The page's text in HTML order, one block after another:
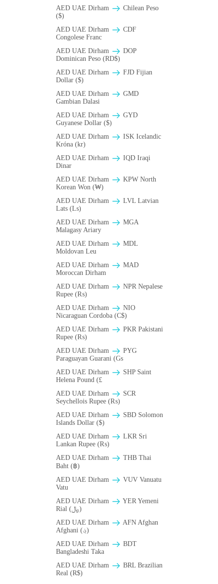
AED UAE Dirham
Chilean Peso
($)
AED UAE Dirham
CDF
Congolese Franc
AED UAE Dirham
DOP
Dominican Peso (RD$)
AED UAE Dirham
FJD Fijian
Dollar ($)
AED UAE Dirham
GMD
Gambian Dalasi
AED UAE Dirham
GYD
Guyanese Dollar ($)
AED UAE Dirham
ISK Icelandic
Króna (kr)
AED UAE Dirham
IQD Iraqi
Dinar
AED UAE Dirham
KPW North
Korean Won (₩)
AED UAE Dirham
LVL Latvian
Lats (Ls)
AED UAE Dirham
MGA
Malagasy Ariary
AED UAE Dirham
MDL
Moldovan Leu
AED UAE Dirham
MAD
Moroccan Dirham
AED UAE Dirham
NPR Nepalese
Rupee (₨)
AED UAE Dirham
NIO
Nicaraguan Cordoba (C$)
AED UAE Dirham
PKR Pakistani
Rupee (₨)
AED UAE Dirham
PYG
Paraguayan Guarani (Gs
AED UAE Dirham
SHP Saint
Helena Pound (£
AED UAE Dirham
SCR
Seychellois Rupee (₨)
AED UAE Dirham
SBD Solomon
Islands Dollar ($)
AED UAE Dirham
LKR Sri
Lankan Rupee (₨)
AED UAE Dirham
THB Thai
Baht (฿)
AED UAE Dirham
VUV Vanuatu
Vatu
AED UAE Dirham
YER Yemeni
Rial (﷼)
AED UAE Dirham
AFN Afghan
Afghani (؋)
AED UAE Dirham
BDT
Bangladeshi Taka
AED UAE Dirham
BRL Brazilian
Real (R$)